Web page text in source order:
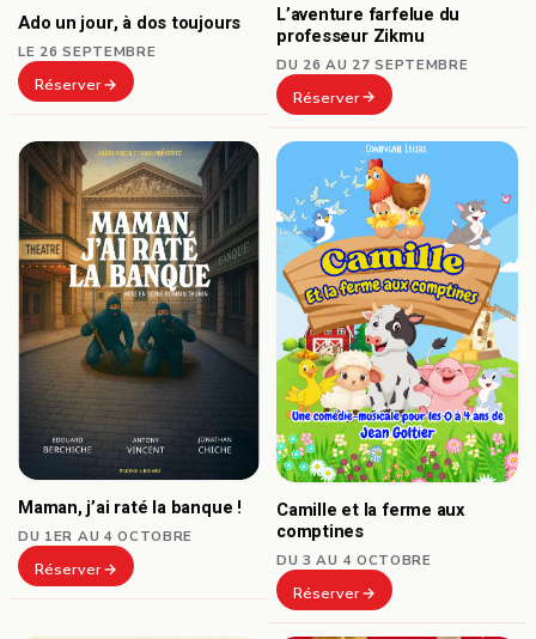
Ado un jour, à dos toujours
LE 26 SEPTEMBRE
Réserver
L’aventure farfelue du
professeur Zikmu
DU 26 AU 27 SEPTEMBRE
Réserver
Maman, j’ai raté la banque !
DU 1ER AU 4 OCTOBRE
Réserver
Camille et la ferme aux
comptines
DU 3 AU 4 OCTOBRE
Réserver